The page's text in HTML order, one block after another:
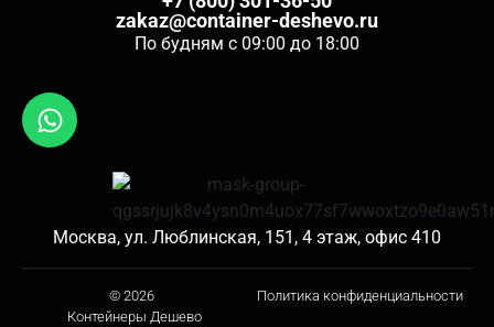
zakaz@container-deshevo.ru
По будням с 09:00 до 18:00
Москва, ул. Люблинская, 151, 4 этаж, офис 410
© 2026
Контейнеры Дешево
Политика конфиденциальности